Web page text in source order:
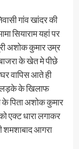
गांव खांदर की
सियाराम यहां पर
अशोक कुमार उम्र
के खेत मे पीछे
वापिस आते ही
लड़के के खिलाफ
के पिता अशोक कुमार
एक्ट धारा लगाकर
शमशाबाद आगरा